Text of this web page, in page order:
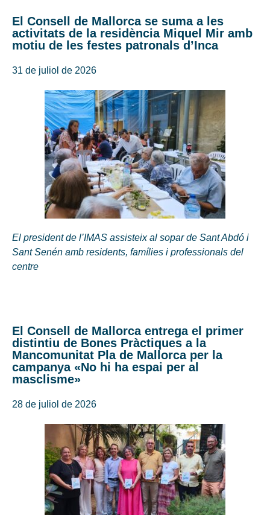
El Consell de Mallorca se suma a les
activitats de la residència Miquel Mir amb
motiu de les festes patronals d’Inca
31 de juliol de 2026
El president de l’IMAS assisteix al sopar de Sant Abdó i
Sant Senén amb residents, famílies i professionals del
centre
El Consell de Mallorca entrega el primer
distintiu de Bones Pràctiques a la
Mancomunitat Pla de Mallorca per la
campanya «No hi ha espai per al
masclisme»
28 de juliol de 2026